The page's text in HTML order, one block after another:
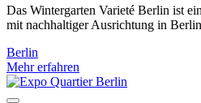
Das Wintergarten Varieté Berlin ist
mit nachhaltiger Ausrichtung in
Berlin
Mehr erfahren